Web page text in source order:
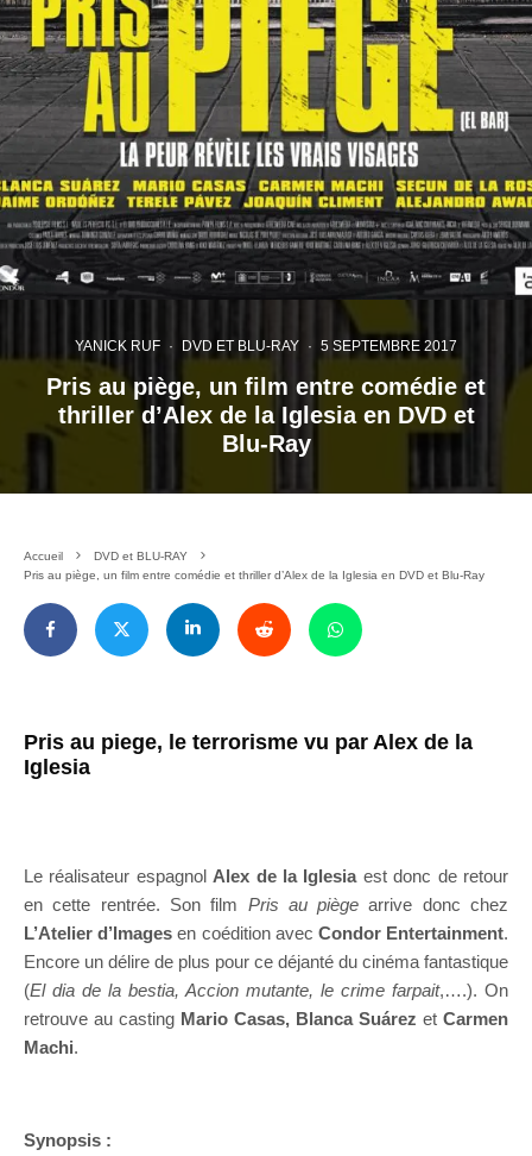
YANICK RUF · DVD ET BLU-RAY · 5 SEPTEMBRE 2017
Pris au piège, un film entre comédie et
thriller d’Alex de la Iglesia en DVD et
Blu-Ray
Accueil
DVD et BLU-RAY
Pris au piège, un film entre comédie et thriller d’Alex de la Iglesia en DVD et Blu-Ray
Pris au piege, le terrorisme vu par Alex de la
Iglesia
Le réalisateur espagnol Alex de la Iglesiaest donc de retour
en cette rentrée. Son film Pris au piège arrive donc chez
L’Atelier d’Images en coédition avec Condor Entertainment.
Encore un délire de plus pour ce déjanté du cinéma fantastique
(El dia de la bestia, Accion mutante, le crime farpait,….). On
retrouve au casting Mario Casas, Blanca Suárez et Carmen
Machi.
Synopsis :